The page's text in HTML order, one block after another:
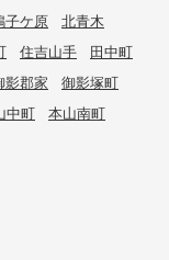
子ケ原
北青木
住吉山手
田中町
影郡家
御影塚町
中町
本山南町